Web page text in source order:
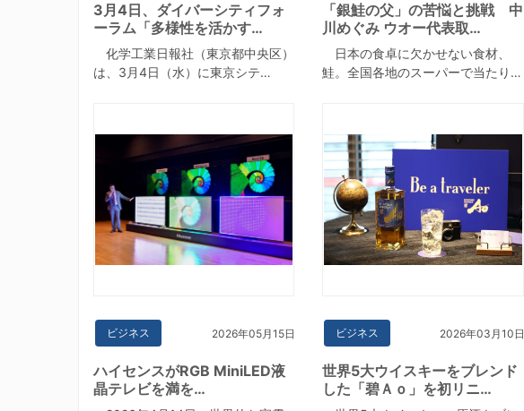
3月4日、ダイバーシティフォ
ーラム「多様性を活かす…
化学工業日報社（東京都中央区）
は、3月4日（水）に東京シテ…
「銀鮭の父」の苦悩と挑戦 中
川めぐみ ウオー代表取…
日本の食卓に欠かせない食材、
鮭。全国各地のスーパーで当たり…
ビジネス 2026年05月15日
ハイセンスがRGB MiniLED液
晶テレビを満を…
ビジネス 2026年03月10日
世界5大ウイスキーをブレンド
した「碧Ａｏ」を初リニ…